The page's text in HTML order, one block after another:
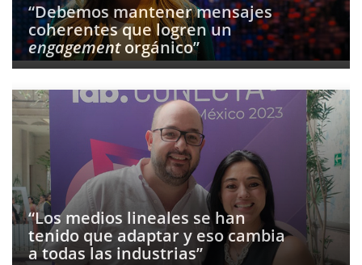
“Debemos mantener mensajes
coherentes que logren un
engagementorgánico”
“Los medios lineales se han
tenido que adaptar y eso cambia
a todas las industrias”